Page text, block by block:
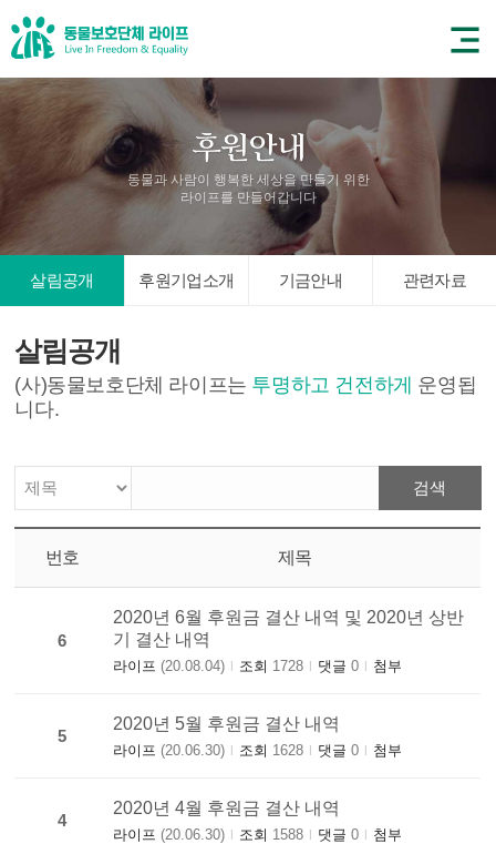
동물과 사람이 행복한 세상을 만들기 위한
라이프를 만들어갑니다
살림공개 후원기업소개 기금안내 관련자료
살림공개
(사)동물보호단체 라이프는 투명하고 건전하게 운영됩
니다.
검색
번호 제목
6
2020년 6월 후원금 결산 내역 및 2020년 상반
기 결산 내역
라이프 (20.08.04) | 조회 1728 | 댓글 0 | 첨부
5
2020년 5월 후원금 결산 내역
라이프 (20.06.30) | 조회 1628 | 댓글 0 | 첨부
4
2020년 4월 후원금 결산 내역
라이프 (20.06.30) | 조회 1588 | 댓글 0 | 첨부